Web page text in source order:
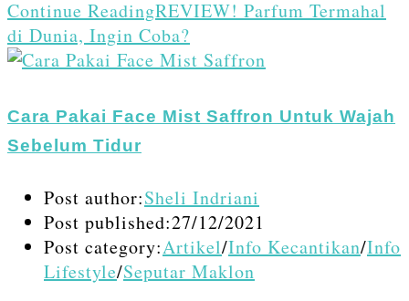
Continue ReadingREVIEW! Parfum Termahal
di Dunia, Ingin Coba?
Cara Pakai Face Mist Saffron Untuk Wajah
Sebelum Tidur
Post author:Sheli Indriani
Post published:27/12/2021
Post category:Artikel/Info Kecantikan/Info
Lifestyle/Seputar Maklon